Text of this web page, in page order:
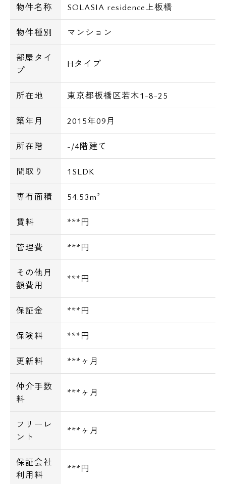
物件名称 SOLASIA residence上板橋
物件種別 マンション
部屋タイ
プ
Hタイプ
所在地 東京都板橋区若木1-8-25
築年月 2015年09月
所在階 -/4階建て
間取り 1SLDK
専有面積 54.53m²
賃料 ***円
管理費 ***円
その他月
額費用
***円
保証金 ***円
保険料 ***円
更新料 ***ヶ月
仲介手数
料
***ヶ月
フリーレ
ント
***ヶ月
保証会社
利用料
***円